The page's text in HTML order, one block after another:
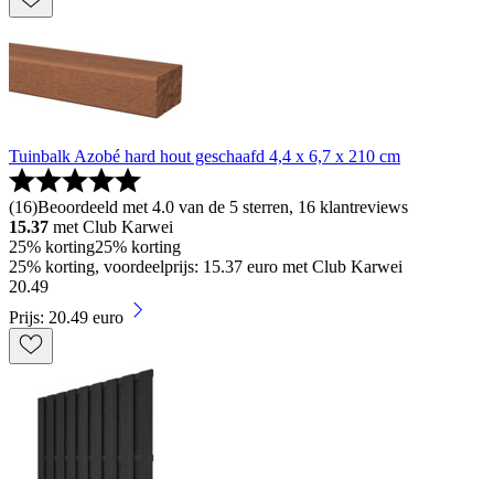
Tuinbalk Azobé hard hout geschaafd 4,4 x 6,7 x 210 cm
(16)Beoordeeld met 4.0 van de 5 sterren, 16 klantreviews
15.37 met Club Karwei
25% korting25% korting
25% korting, voordeelprijs: 15.37 euro met Club Karwei
20.49
Prijs: 20.49 euro